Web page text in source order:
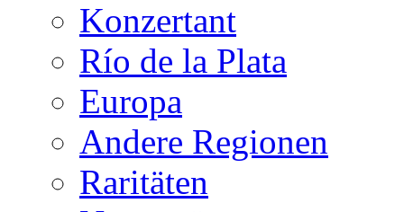
Konzertant
Río de la Plata
Europa
Andere Regionen
Raritäten